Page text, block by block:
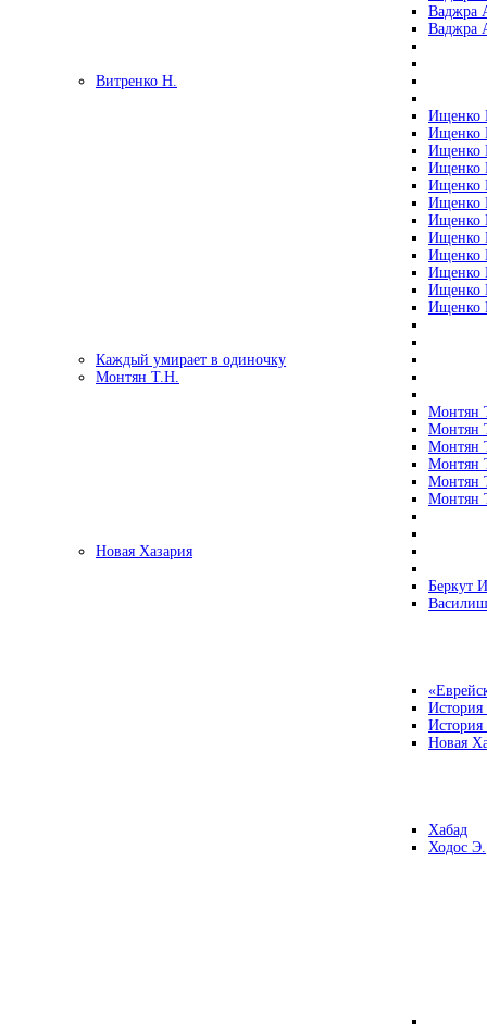
Ваджра
Ваджра
Витренко Н.
Ищенко
Ищенко
Ищенко
Ищенко
Ищенко
Ищенко
Ищенко
Ищенко
Ищенко
Ищенко
Ищенко
Ищенко
Каждый умирает в одиночку
Монтян Т.Н.
Монтян
Монтян
Монтян
Монтян
Монтян
Монтян
Новая Хазария
Беркут
Новая
Хабад
Ходос Э.